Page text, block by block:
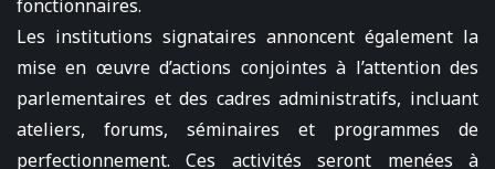
Les institutions signataires annoncent également la
mise en œuvre d’actions conjointes à l’attention des
parlementaires et des cadres administratifs, incluant
ateliers, forums, séminaires et programmes de
perfectionnement. Ces activités seront menées à